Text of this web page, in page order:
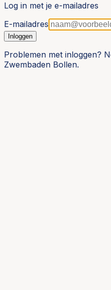
Log in met je e-mailadres
E-mailadres
Inloggen
Problemen met inloggen?
Zwembaden Bollen.